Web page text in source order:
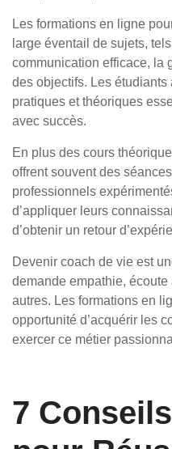
Les formations en ligne
large éventail de sujets,
communication efficace, la
des objectifs. Les
pratiques et théoriques
avec succès.
En plus des cours
offrent souvent des
professionnels
d’appliquer leurs
d’obtenir un retour
Devenir coach de vie est
demande empathie,
autres. Les formations en
opportunité d’acquérir les
exercer ce métier
7